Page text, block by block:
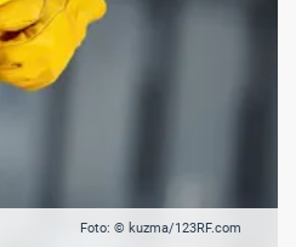
Foto: © kuzma/123RF.com